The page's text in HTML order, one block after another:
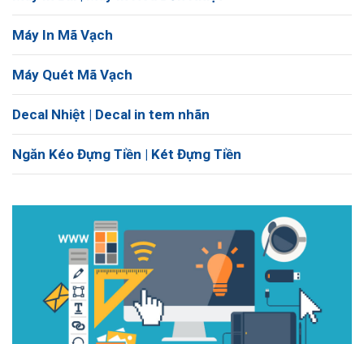
Máy In Mã Vạch
Máy Quét Mã Vạch
Decal Nhiệt | Decal in tem nhãn
Ngăn Kéo Đựng Tiền | Két Đựng Tiền